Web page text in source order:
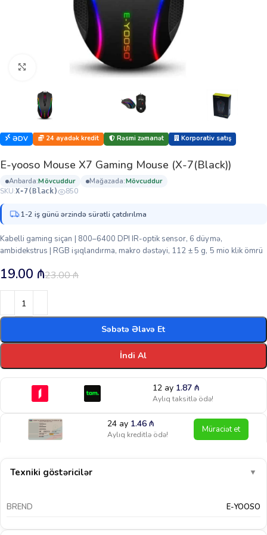
Böyütmək üçün klikləyin
ƏDV 24 ayadək kredit Rəsmi zəmanət Korporativ satış
E-yooso Mouse X7 Gaming Mouse (X-7(Black))
anbarda: mövcuddur mağazada:
mövcuddur
SKU:X-7(Black) 850
1-2 iş günü ərzində sürətli çatdırılma
Kabelli gaming siçan | 800–6400 DPI IR-optik sensor, 6 düymə,
ambidekstrus | RGB işıqlandırma, makro dəstəyi, 112 ± 5 g, 5 mio klik ömrü
23.00₼
19.00 ₼
Səbətə Əlavə Et
İndi Al
12 ay 1.87 ₼
Aylıq taksitlə ödə!
24 ay 1.46₼
Aylıq kreditlə ödə! Müraciət et
Texniki göstəricilər ▼
BREND E-YOOSO